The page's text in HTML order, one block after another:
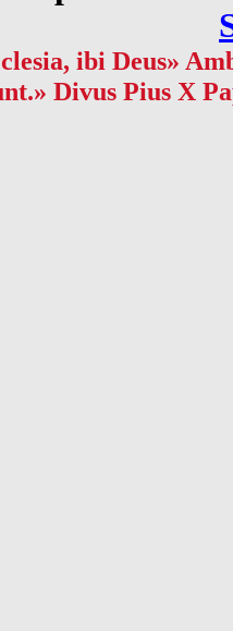
ibi Deus»
Divus Pius X